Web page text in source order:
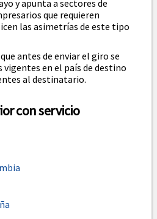
y apunta a sectores de
que requieren
las asimetrías de este tipo
antes de enviar el giro se
en el país de destino
al destinatario.
con servicio